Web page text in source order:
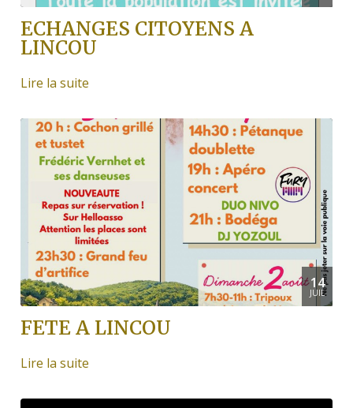
ECHANGES CITOYENS A
LINCOU
Lire la suite
14
JUIL
FETE A LINCOU
Lire la suite